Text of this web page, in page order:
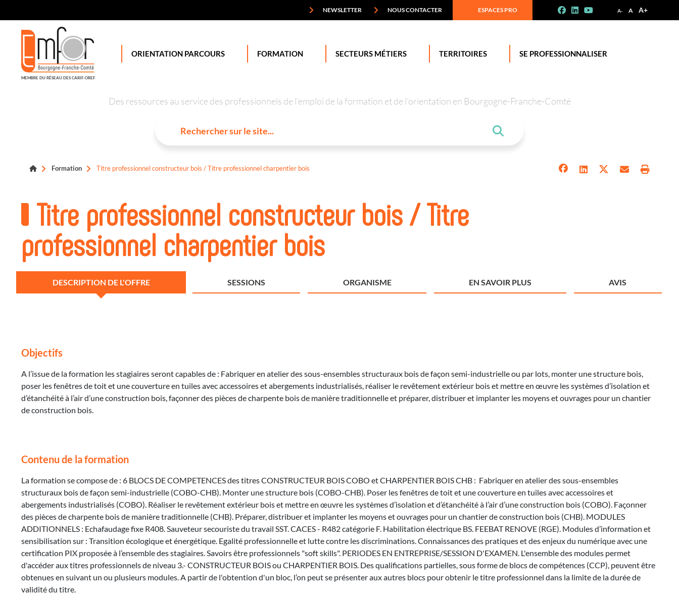
A- A A+
NEWSLETTER NOUS CONTACTER ESPACES PRO
MEMBRE DU RÉSEAU DES CARIF-OREF
ORIENTATION PARCOURS FORMATION SECTEURS MÉTIERS TERRITOIRES SE PROFESSIONNALISER
Des ressources au service des professionnels de l’emploi de la formation et de l’orientation en Bourgogne-Franche-Comté
Formation Titre professionnel constructeur bois / Titre professionnel charpentier bois
Titre professionnel constructeur bois / Titre
professionnel charpentier bois
DESCRIPTION DE L'OFFRE SESSIONS ORGANISME EN SAVOIR PLUS AVIS
Objectifs
A l’issue de la formation les stagiaires seront capables de : Fabriquer en atelier des sous-ensembles structuraux bois de façon semi-industrielle ou par lots, monter une structure bois,
poser les fenêtres de toit et une couverture en tuiles avec accessoires et abergements industrialisés, réaliser le revêtement extérieur bois et mettre en œuvre les systèmes d’isolation et
d’étanchéité à l’air d’une construction bois, façonner des pièces de charpente bois de manière traditionnelle et préparer, distribuer et implanter les moyens et ouvrages pour un chantier
de construction bois.
Contenu de la formation
La formation se compose de : 6 BLOCS DE COMPETENCES des titres CONSTRUCTEUR BOIS COBO et CHARPENTIER BOIS CHB : Fabriquer en atelier des sous-ensembles
structuraux bois de façon semi-industrielle (COBO-CHB). Monter une structure bois (COBO-CHB). Poser les fenêtres de toit et une couverture en tuiles avec accessoires et
abergements industrialisés (COBO). Réaliser le revêtement extérieur bois et mettre en œuvre les systèmes d’isolation et d’étanchéité à l’air d’une construction bois (COBO). Façonner
des pièces de charpente bois de manière traditionnelle (CHB). Préparer, distribuer et implanter les moyens et ouvrages pour un chantier de construction bois (CHB). MODULES
ADDITIONNELS : Echafaudage fixe R408. Sauveteur secouriste du travail SST. CACES - R482 catégorie F. Habilitation électrique BS. FEEBAT RENOVE (RGE). Modules d’information et
sensibilisation sur : Transition écologique et énergétique. Egalité professionnelle et lutte contre les discriminations. Connaissances des pratiques et des enjeux du numérique avec une
certification PIX proposée à l’ensemble des stagiaires. Savoirs être professionnels "soft skills". PERIODES EN ENTREPRISE/SESSION D'EXAMEN. L'ensemble des modules permet
d'accéder aux titres professionnels de niveau 3.- CONSTRUCTEUR BOIS ou CHARPENTIER BOIS. Des qualifications partielles, sous forme de blocs de compétences (CCP), peuvent être
obtenues en suivant un ou plusieurs modules. A partir de l'obtention d'un bloc, l’on peut se présenter aux autres blocs pour obtenir le titre professionnel dans la limite de la durée de
validité du titre.